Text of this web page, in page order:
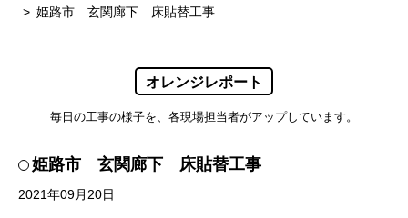
姫路市 玄関廊下 床貼替工事
オレンジレポート
毎日の工事の様子を、各現場担当者がアップしています。
姫路市 玄関廊下 床貼替工事
2021年09月20日